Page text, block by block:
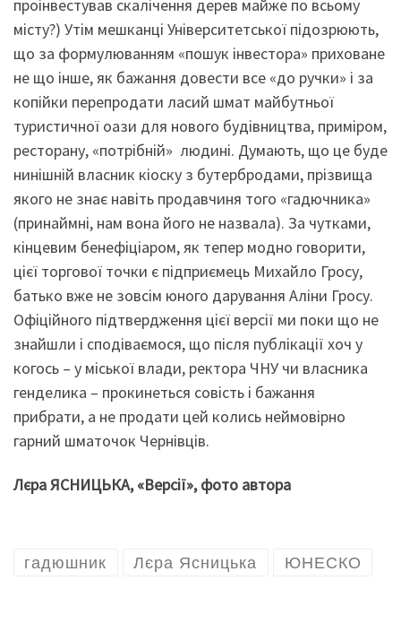
проінвестував скалічення дерев майже по всьому
місту?) Утім мешканці Університетської підозрюють,
що за формулюванням «пошук інвестора» приховане
не що інше, як бажання довести все «до ручки» і за
копійки перепродати ласий шмат майбутньої
туристичної оази для нового будівництва, приміром,
ресторану, «потрібній» людині. Думають, що це буде
нинішній власник кіоску з бутербродами, прізвища
якого не знає навіть продавчиня того «гадючника»
(принаймні, нам вона його не назвала). За чутками,
кінцевим бенефіціаром, як тепер модно говорити,
цієї торгової точки є підприємець Михайло Гросу,
батько вже не зовсім юного дарування Аліни Гросу.
Офіційного підтвердження цієї версії ми поки що не
знайшли і сподіваємося, що після публікації хоч у
когось – у міської влади, ректора ЧНУ чи власника
генделика – прокинеться совість і бажання
прибрати, а не продати цей колись неймовірно
гарний шматочок Чернівців.
Лєра ЯСНИЦЬКА, «Версії», фото автора
гадюшник Лєра Ясницька ЮНЕСКО